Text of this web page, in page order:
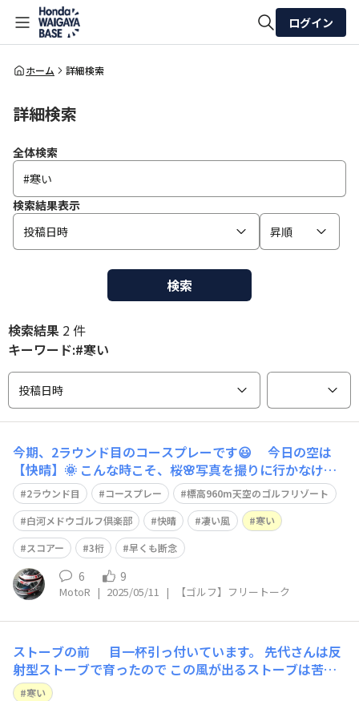
全体検索
ログイン
ホーム 詳細検索
詳細検索
全体検索
検索結果表示
投稿日時
昇順
検索
検索結果 2 件
キーワード:#寒い
投稿日時
今期、2ラウンド目のコースプレーです😃 今日の空は
【快晴】🌞 こんな時こそ、桜🌸写真を撮りに行かなけれ
ばならないのに… （夜明け前に、行って来ました～） ゴ
ルフ場⛳は予約制なので、急な変更は出来ません😓 （大
雨だったら、キャンセルしちゃうけど…） 先日プレー
した「太平洋クラブ白河リゾート」と
2ラウンド目 コースプレー
標高960m天空のゴルフリゾート
白河メドウゴルフ倶楽部
快晴 凄い風
寒い
スコアー
3桁 早くも断念
6 9
MotoR | 2025/05/11 | 【ゴルフ】フリートーク
ストーブの前 目一杯引っ付いています。 先代さんは反
射型ストーブで育ったので この風が出るストーブは苦手
でした。 前を通るのもいやで、裏側をそっと歩いていま
寒い